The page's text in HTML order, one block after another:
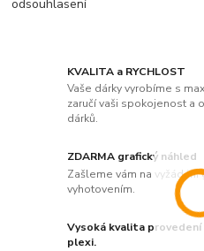
KVALITA a RYCHLOST
Vaše dárky vyrobíme s
zaručí vaši spokojenost a
dárků.
ZDARMA grafický náhled
Zašleme vám na
vyhotovením.
Vysoká kvalita
plexi.
odsouhlasení